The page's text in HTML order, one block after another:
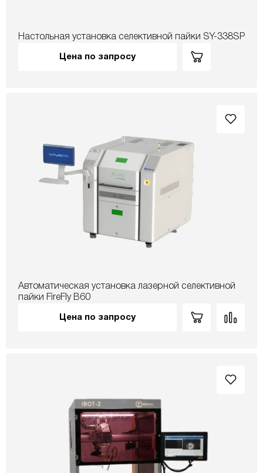
Настольная установка селективной пайки SY-338SP
Цена по запросу
Автоматическая установка лазерной селективной
пайки FireFly B60
Цена по запросу